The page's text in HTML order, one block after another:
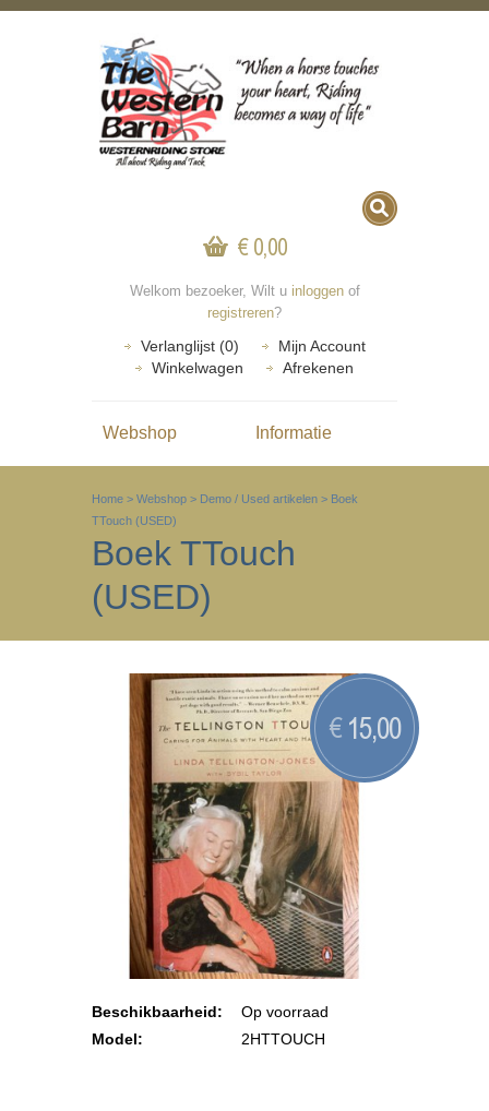
€ 0,00
Welkom bezoeker, Wilt u inloggenof
registreren?
Verlanglijst (0)
Mijn Account
Winkelwagen
Afrekenen
Webshop Informatie
Home > Webshop > Demo / Used artikelen > Boek
TTouch (USED)
Boek TTouch
(USED)
€15,00
Beschikbaarheid:
Op voorraad
Model:
2HTTOUCH